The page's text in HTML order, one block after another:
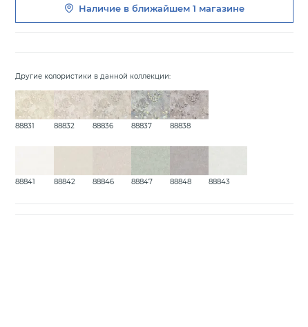
Наличие в ближайшем1 магазине
Другие колористики в данной коллекции:
88831 88832 88836 88837 88838
88841 88842 88846 88847 88848 88843